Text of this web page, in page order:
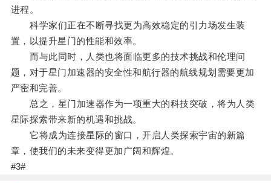
进程。
科学家们正在不断寻找更为高效稳定的引力场发生装
置，以提升星门的性能和效率。
而与此同时，人类也将面临更多的技术挑战和伦理问
题，对于星门加速器的安全性和航行器的航线规划需要更加
严密和完善。
总之，星门加速器作为一项重大的科技突破，将为人类
星际探索带来新的机遇和挑战。
它将成为连接星际的窗口，开启人类探索宇宙的新篇
章，使我们的未来变得更加广阔和辉煌。
#3#